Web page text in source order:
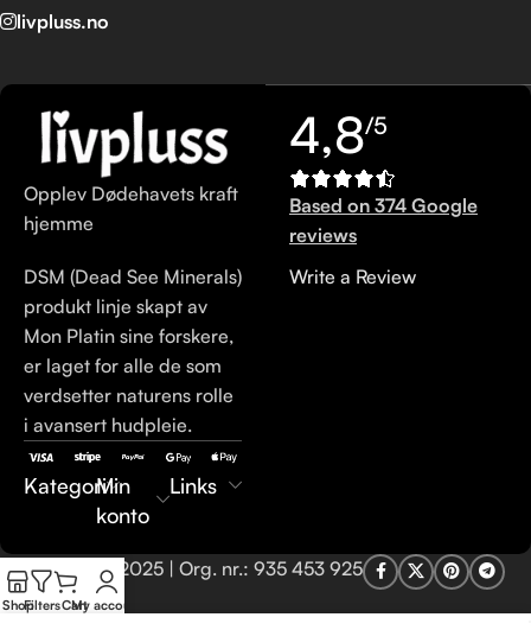
livpluss.no
Opplev Dødehavets kraft
hjemme
DSM (Dead See Minerals)
produkt linje skapt av
Mon Platin sine forskere,
er laget for alle de som
verdsetter naturens rolle
i avansert hudpleie.
KategoriMin
konto
Links
4,8/5
Based on 374 Google
reviews
Write a Review
LivPluss.no © 2025 | Org. nr.: 935 453 925
ShopFiltersCart
My account